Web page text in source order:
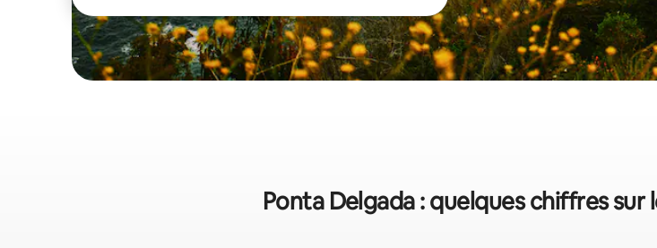
Ponta Delgada : quelques chiffres